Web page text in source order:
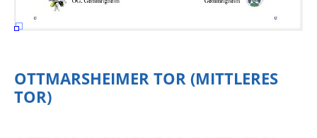
OTTMARSHEIMER TOR (MITTLERES
TOR)